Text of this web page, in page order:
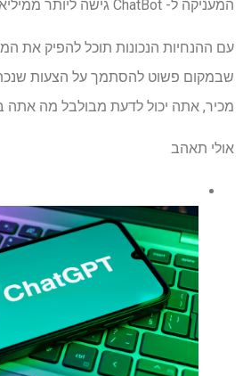
המעניקה ל- ChatBot גישה ליותר ממיליארד ביקורות ותרומות.
עם ההנחיות הנכונות תוכל להפיק את
שבמקום פשוט להסתמך על הצעות
מכיר, אתה יכול לדעת מבולבל מה אתה
אולי תאהב